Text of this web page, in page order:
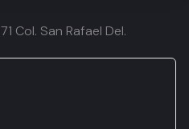
Col. San Rafael Del.